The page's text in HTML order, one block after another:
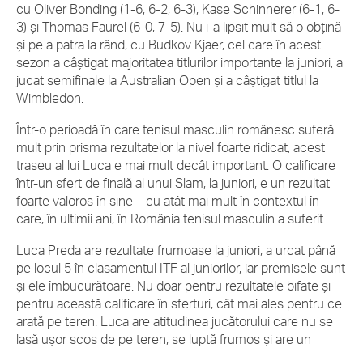
cu Oliver Bonding (1-6, 6-2, 6-3), Kase Schinnerer (6-1, 6-
3) și Thomas Faurel (6-0, 7-5). Nu i-a lipsit mult să o obțină
și pe a patra la rând, cu Budkov Kjaer, cel care în acest
sezon a câștigat majoritatea titlurilor importante la juniori, a
jucat semifinale la Australian Open și a câștigat titlul la
Wimbledon.
Într-o perioadă în care tenisul masculin românesc suferă
mult prin prisma rezultatelor la nivel foarte ridicat, acest
traseu al lui Luca e mai mult decât important. O calificare
într-un sfert de finală al unui Slam, la juniori, e un rezultat
foarte valoros în sine – cu atât mai mult în contextul în
care, în ultimii ani, în România tenisul masculin a suferit.
Luca Preda are rezultate frumoase la juniori, a urcat până
pe locul 5 în clasamentul ITF al juniorilor, iar premisele sunt
și ele îmbucurătoare. Nu doar pentru rezultatele bifate și
pentru această calificare în sferturi, cât mai ales pentru ce
arată pe teren: Luca are atitudinea jucătorului care nu se
lasă ușor scos de pe teren, se luptă frumos și are un